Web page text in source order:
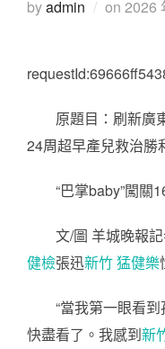
byadmin on 2026
原題目：刷新廣
24周超早產兒救治勝
“巴掌baby”闖關
文/圖 羊城晚報
健檢張迅新竹 猛健樂
“當我第一眼看
快盡看了。我感到新